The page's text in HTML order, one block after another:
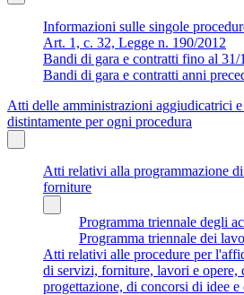
Informazioni sulle singole
Art. 1, c. 32, Legge n. 190/2012
Bandi di gara e contratti fino al 31/
Bandi di gara e contratti anni
Atti delle amministrazioni aggiudicatrici
distintamente per ogni procedura
Atti relativi alla programmazione
forniture
Programma triennale degli
Programma triennale dei
Atti relativi alle procedure per
di servizi, forniture, lavori e opere,
progettazione, di concorsi di idee e